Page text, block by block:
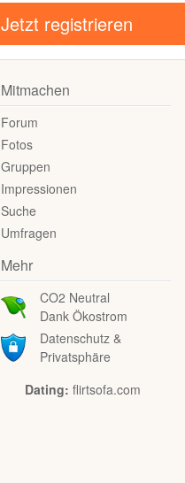
Jetzt registrieren
Mitmachen
Forum
Fotos
Gruppen
Impressionen
Suche
Umfragen
Mehr
CO2 Neutral
Dank Ökostrom
Datenschutz &
Privatsphäre
Dating: flirtsofa.com